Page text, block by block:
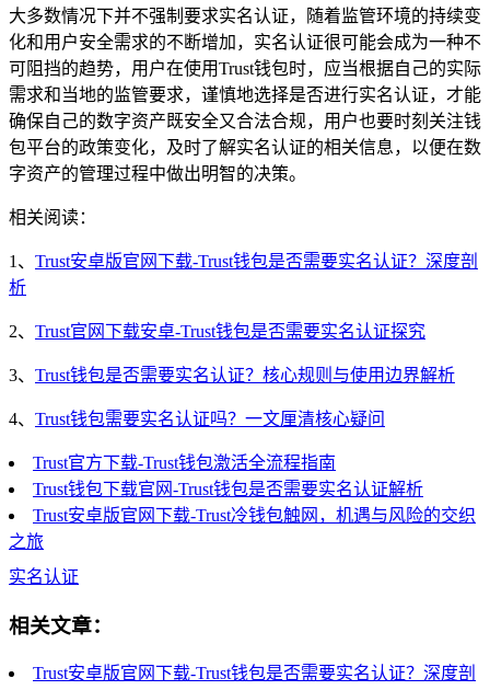
大多数情况下并不强制要求实名认证，随着监管环境的持续变
化和用户安全需求的不断增加，实名认证很可能会成为一种不
可阻挡的趋势，用户在使用Trust钱包时，应当根据自己的实际
需求和当地的监管要求，谨慎地选择是否进行实名认证，才能
确保自己的数字资产既安全又合法合规，用户也要时刻关注钱
包平台的政策变化，及时了解实名认证的相关信息，以便在数
字资产的管理过程中做出明智的决策。
相关阅读：
1、 Trust安卓版官网下载-Trust钱包是否需要实名认证？深度剖
析
2、 Trust官网下载安卓-Trust钱包是否需要实名认证探究
3、 Trust钱包是否需要实名认证？核心规则与使用边界解析
4、 Trust钱包需要实名认证吗？一文厘清核心疑问
Trust官方下载-Trust钱包激活全流程指南
Trust钱包下载官网-Trust钱包是否需要实名认证解析
Trust安卓版官网下载-Trust冷钱包触网，机遇与风险的交织
之旅
实名认证
相关文章：
Trust安卓版官网下载-Trust钱包是否需要实名认证？深度剖